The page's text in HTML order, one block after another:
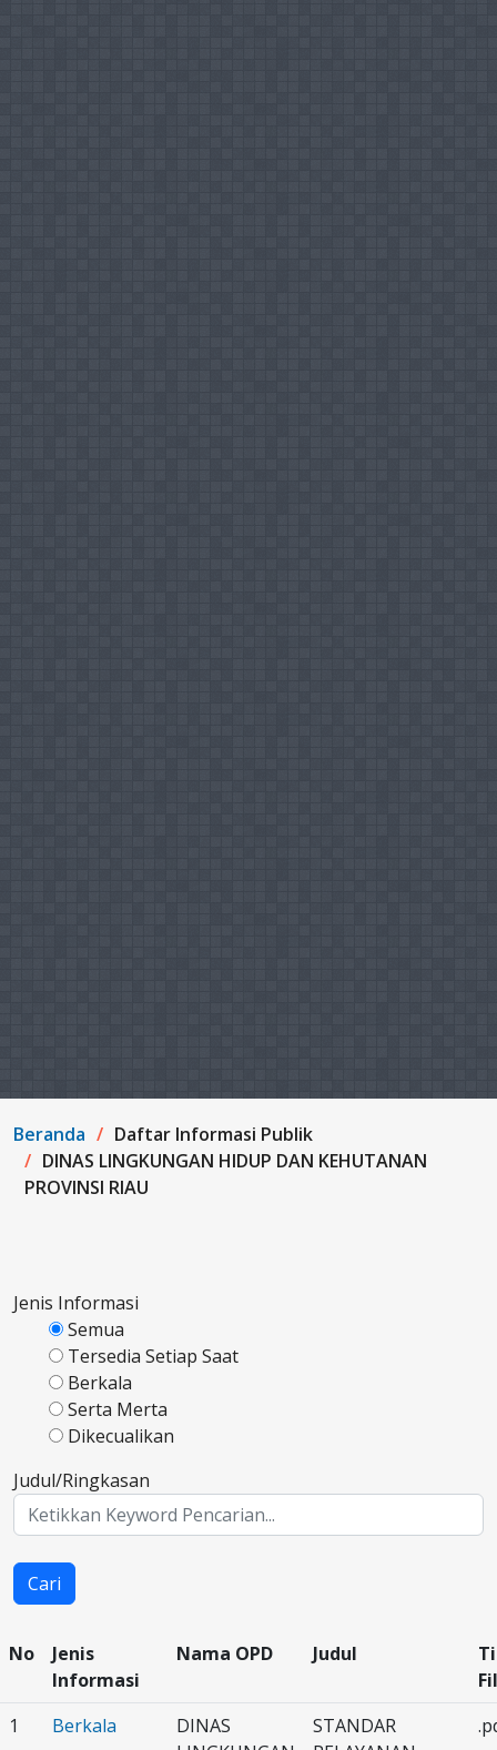
Beranda
Daftar Informasi Publik
DINAS LINGKUNGAN HIDUP DAN KEHUTANAN
PROVINSI RIAU
Jenis Informasi
Semua
Tersedia Setiap Saat
Berkala
Serta Merta
Dikecualikan
Judul/Ringkasan
Cari
No
Jenis
Informasi
Nama OPD Judul
1
Berkala
DINAS
STANDAR